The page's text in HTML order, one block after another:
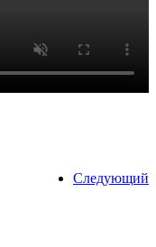
Следующий